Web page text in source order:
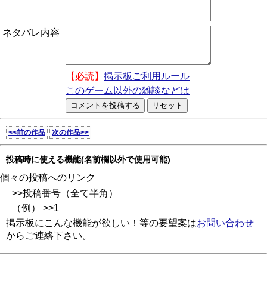
ネタバレ内容
【必読】 掲示板ご利用ルール
このゲーム以外の雑談などは
<<前の作品 次の作品>>
投稿時に使える機能(名前欄以外で使用可能)
個々の投稿へのリンク
>>投稿番号（全て半角）
（例） >>1
掲示板にこんな機能が欲しい！等の要望案はお問い合わせ
からご連絡下さい。